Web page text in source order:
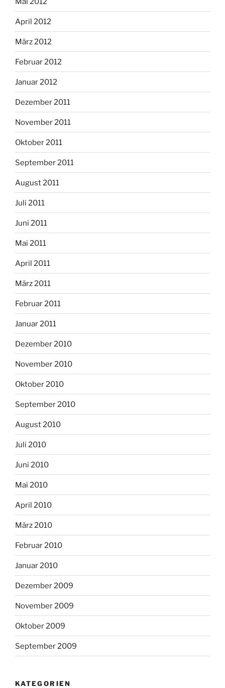
April 2012
März 2012
Februar 2012
Januar 2012
Dezember 2011
November 2011
Oktober 2011
September 2011
August 2011
Juli 2011
Juni 2011
Mai 2011
April 2011
März 2011
Februar 2011
Januar 2011
Dezember 2010
November 2010
Oktober 2010
September 2010
August 2010
Juli 2010
Juni 2010
Mai 2010
April 2010
März 2010
Februar 2010
Januar 2010
Dezember 2009
November 2009
Oktober 2009
September 2009
KATEGORIEN